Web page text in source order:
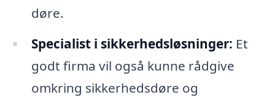
døre.
Specialist i sikkerhedsløsninger: Et
godt firma vil også kunne rådgive
omkring sikkerhedsdøre og